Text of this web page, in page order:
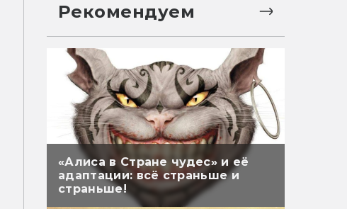
Рекомендуем
«Алиса в Стране чудес» и её
адаптации: всё страньше и
страньше!